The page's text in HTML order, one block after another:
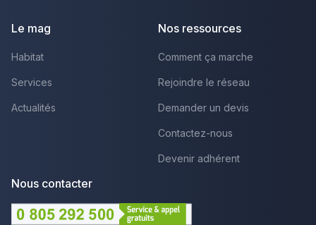
Le mag
Habitat
Services
Actualités
Nos ressources
Comment ça marche
Rejoindre le réseau
Demander un devis
Contactez-nous
Devenir adhérent
Nous contacter